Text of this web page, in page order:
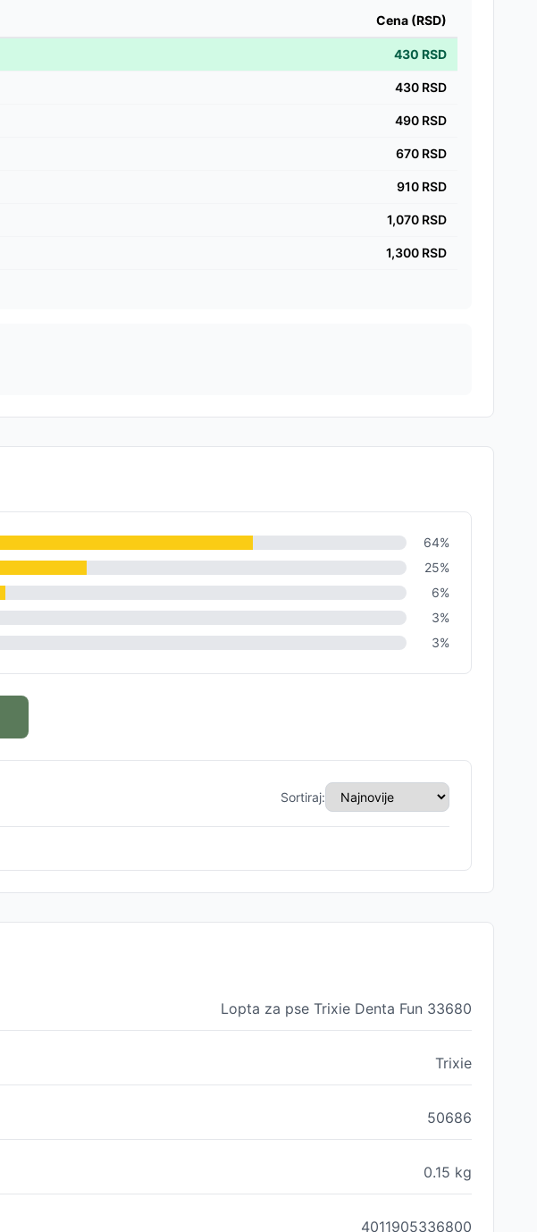
Cena (RSD)
430 RSD
430 RSD
490 RSD
670 RSD
910 RSD
1,070 RSD
1,300 RSD
64%
25%
6%
3%
3%
Sortiraj:
Lopta za pse Trixie Denta Fun 33680
Trixie
50686
0.15 kg
4011905336800